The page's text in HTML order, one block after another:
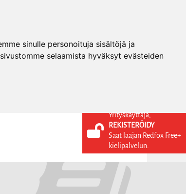
sinulle personoituja sisältöjä ja
selaamista hyväksyt evästeiden
KIRJAUDU SISÄÄN
REKISTERÖIDY
Yrityskäyttäjä,
REKISTERÖIDY
Saat laajan Redfox Free+
kielipalvelun.